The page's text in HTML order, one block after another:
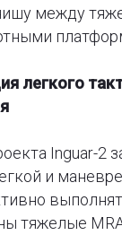
между
легкого
Inguar-2
и
тяжелые